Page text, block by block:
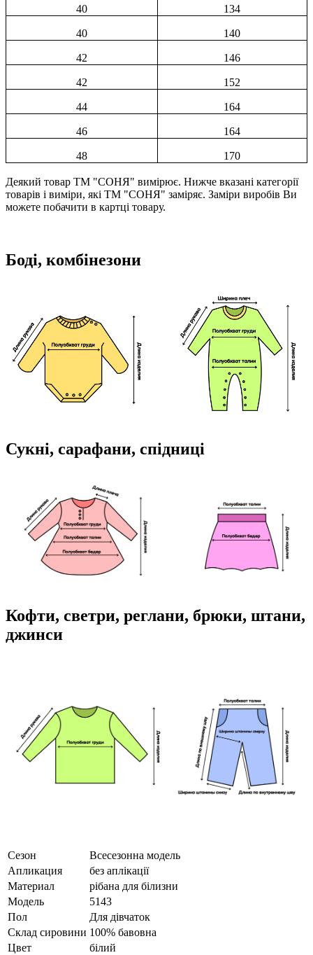
40 134
40 140
42 146
42 152
44 164
46 164
48 170
Деякий товар ТМ "СОНЯ" вимірює. Нижче вказані категорії
товарів і виміри, які ТМ "СОНЯ" заміряє. Заміри виробів Ви
можете побачити в картці товару.
Боді, комбінезони
Сукні, сарафани, спідниці
Кофти, светри, реглани, брюки, штани,
джинси
Сезон
Всесезонна модель
Апликация
без аплікації
Материал
рібана для білизни
Модель
5143
Пол
Для дівчаток
Склад сировини 100% бавовна
Цвет
білий